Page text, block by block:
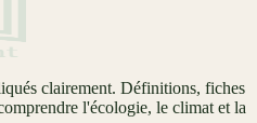
clairement. Définitions, fiches
l'écologie, le climat et la